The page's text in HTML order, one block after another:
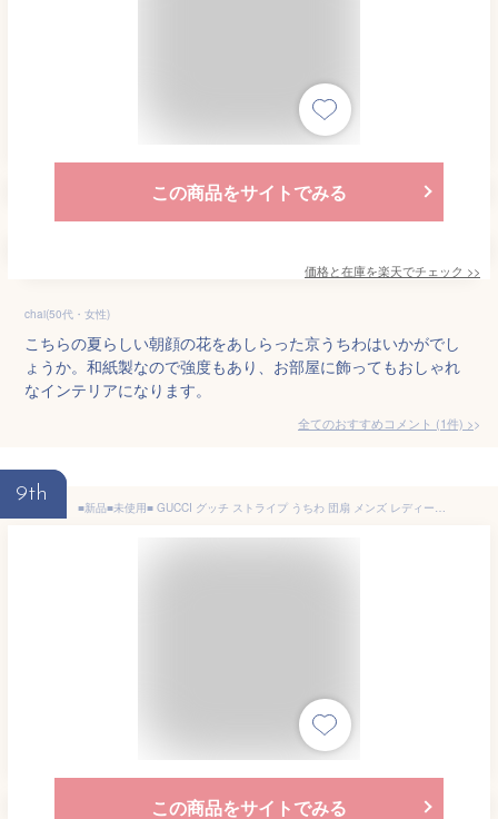
この商品をサイトでみる
価格と在庫を楽天でチェック >>
chai(50代・女性)
こちらの夏らしい朝顔の花をあしらった京うちわはいかがでし
ょうか。和紙製なので強度もあり、お部屋に飾ってもおしゃれ
なインテリアになります。
全てのおすすめコメント (1件) >
9th
■新品■未使用■ GUCCI グッチ ストライプ うちわ 団扇 メンズ レディース ブルー系×ブラウン系 AV1779
この商品をサイトでみる